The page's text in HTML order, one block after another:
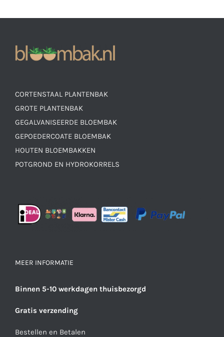
CORTENSTAAL PLANTENBAK
GROTE PLANTENBAK
GEGALVANISEERDE BLOEMBAK
GEPOEDERCOATE BLOEMBAK
HOUTEN BLOEMBAKKEN
POTGROND EN HYDROKORRELS
MEER INFORMATIE
Binnen 5-10 werkdagen thuisbezorgd
Gratis verzending
Bestellen en Betalen